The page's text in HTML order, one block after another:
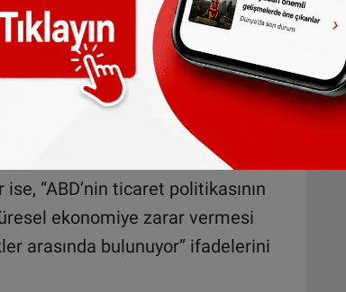
Madhavi Bokil, “Seçim
Avro Bölgesi’nden ayrılmasına
neden olabilir.”
ise, “ABD’nin ticaret politikasının
ekonomiye zarar vermesi
arasında bulunuyor” ifadelerini